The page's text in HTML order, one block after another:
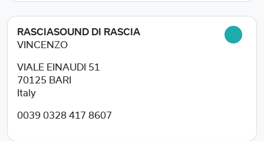
RASCIASOUND DI RASCIA
VINCENZO
VIALE EINAUDI 51
70125 BARI
Italy
0039 0328 417 8607